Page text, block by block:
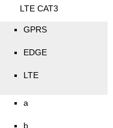
LTE CAT3
GPRS
EDGE
LTE
a
b